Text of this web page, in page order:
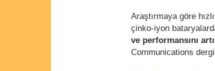
Araştırmaya göre
çinko-iyon
ve performansını
Communications